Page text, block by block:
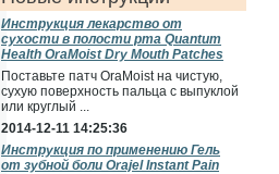
Инструкция лекарство от
сухости в полости рта Quantum
Health OraMoist Dry Mouth Patches
Поставьте патч OraMoist на чистую,
сухую поверхность пальца с выпуклой
или круглый ...
2014-12-11 14:25:36
Инструкция по применению Гель
от зубной боли Orajel Instant Pain